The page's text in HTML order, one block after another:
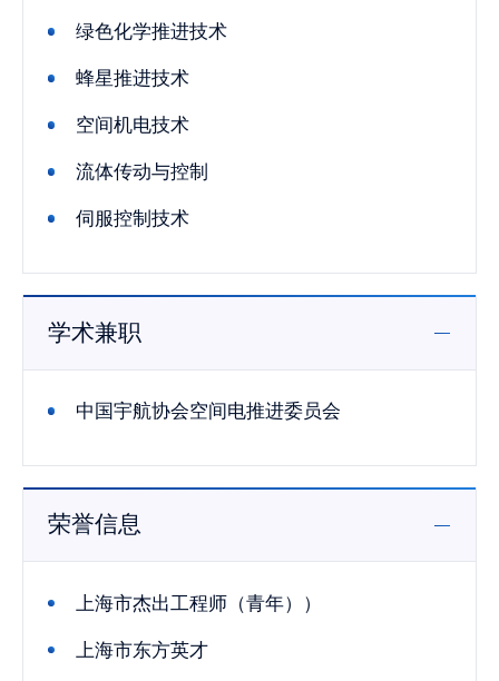
绿色化学推进技术
蜂星推进技术
空间机电技术
流体传动与控制
伺服控制技术
学术兼职
中国宇航协会空间电推进委员会
荣誉信息
上海市杰出工程师（青年））
上海市东方英才